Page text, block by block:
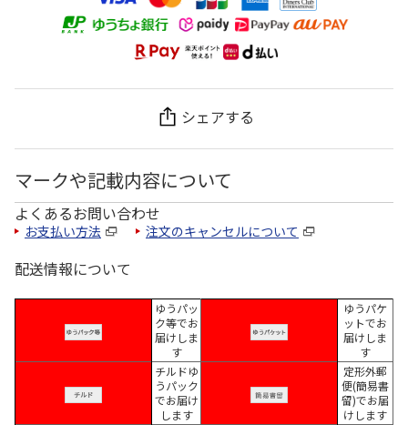
シェアする
マークや記載内容について
よくあるお問い合わせ
お支払い方法 注文のキャンセルについて
配送情報について
ゆうパッ
ク等でお
届けしま
す
ゆうパケ
ットでお
届けしま
す
チルドゆ
うパック
でお届け
します
定形外郵
便(簡易書
留)でお届
けします